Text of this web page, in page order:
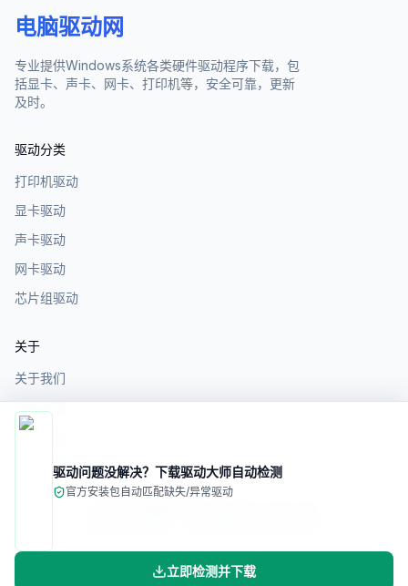
驱动问题没解决？下载驱动大师自动检测
官方安装包自动匹配缺失/异常驱动
立即检测并下载
电脑驱动网
专业提供Windows系统各类硬件驱动程序下载，包
括显卡、声卡、网卡、打印机等，安全可靠，更新
及时。
驱动分类
打印机驱动
显卡驱动
声卡驱动
网卡驱动
芯片组驱动
关于
关于我们
隐私政策
免责声明